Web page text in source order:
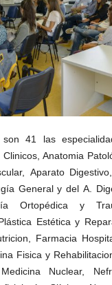
41 las
Anatomia
Aparato
General y del A.
Ortopédica y
Estética y
Farmacia
Fisica y
Nuclear,